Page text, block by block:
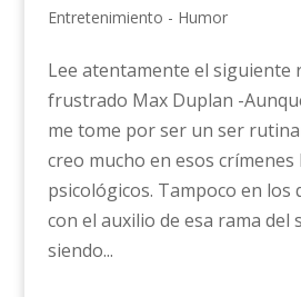
Entretenimiento - Humor
Lee atentamente el siguiente
frustrado Max Duplan -
me tome por ser un ser
creo mucho en esos crímenes
psicológicos. Tampoco en los
con el auxilio de esa rama del
siendo...